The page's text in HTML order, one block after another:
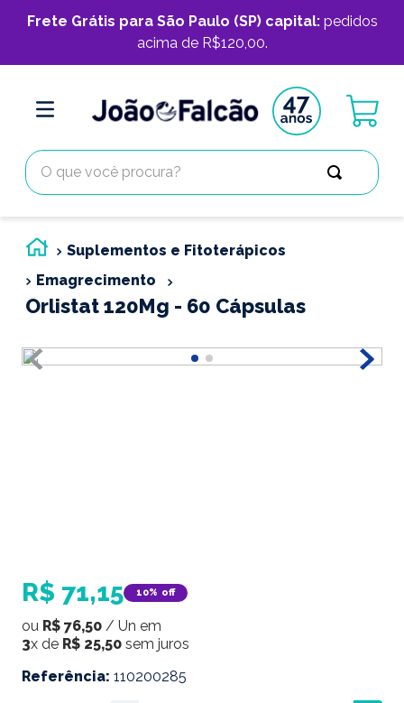
Frete Grátis para São Paulo (SP) capital:pedidos
acima de R$120,00.
O que você procura?
Suplementos e Fitoterápicos
Emagrecimento
Orlistat 120Mg - 60 Cápsulas
R$ 71,15 10% off
ou R$ 76,50 / Un em
3x de R$ 25,50 sem juros
Referência: 110200285